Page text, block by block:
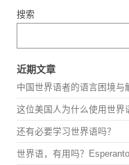
搜索
近期文章
中国世界语者的语言困境与
这位美国人为什么使用世
还有必要学习世界语吗？
世界语，有用吗？